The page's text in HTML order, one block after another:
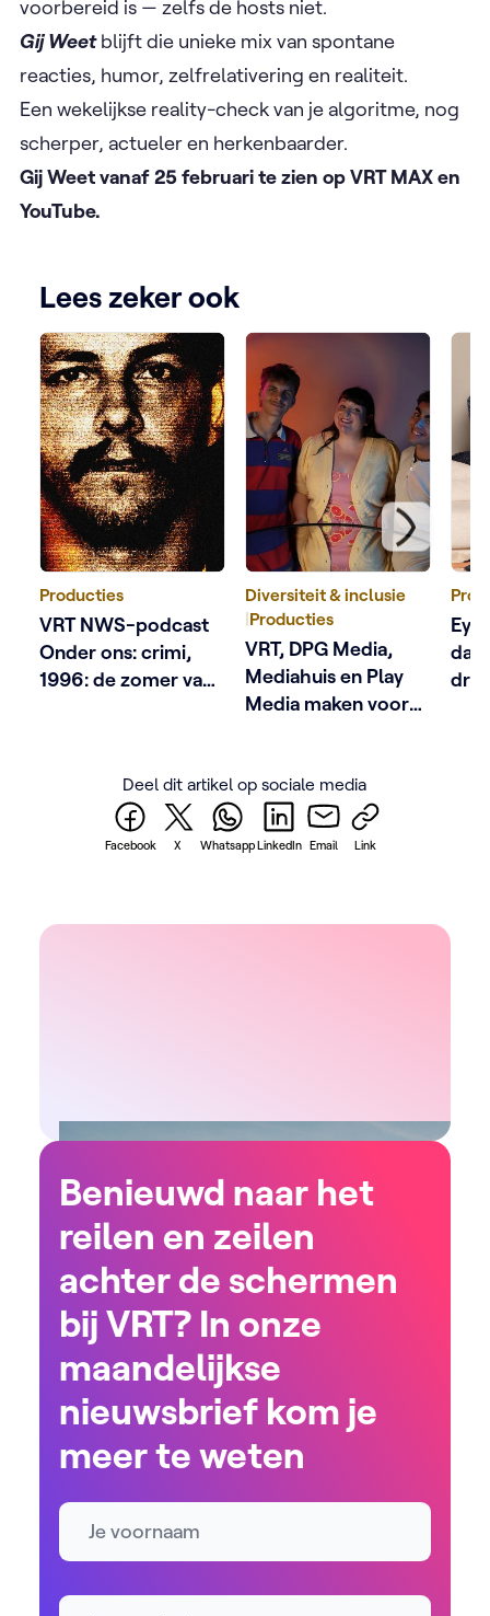
voorbereid is — zelfs de hosts niet.
Gij Weetblijft die unieke mix van spontane
reacties, humor, zelfrelativering en realiteit.
​Een wekelijkse reality-check van je algoritme, nog
scherper, actueler en herkenbaarder.
Gij Weet vanaf 25 februari te zien op VRT MAX en
YouTube.
Lees zeker ook
Producties
VRT NWS-podcast
Onder ons: crimi,
1996: de zomer van
Diversiteit & inclusie
|Producties
VRT, DPG Media,
Mediahuis en Play
Media maken voor
aanleiding van
Antwerp Pride
Deel dit artikel op sociale media
Facebook X WhatsappLinkedIn Email Link
Benieuwd naar het
reilen en zeilen
achter de schermen
bij VRT? In onze
maandelijkse
nieuwsbrief kom je
meer te weten
Naam
E-mailadres *